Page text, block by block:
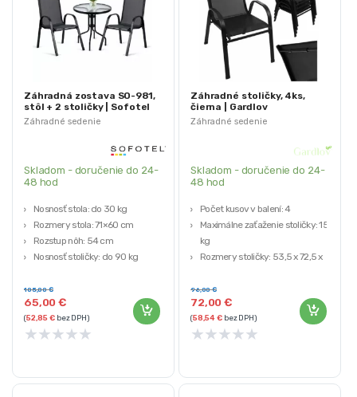
Záhradné sedenie
Záhradná zostava SO-981,
stôl + 2 stoličky | Sofotel
Skladom - doručenie do 24-
48 hod
Nosnosť stola: do 30 kg
Rozmery stola: 71×60 cm
Rozstup nôh: 54 cm
Nosnosť stoličky: do 90 kg
65,00€
105,00€
(52,85€bez DPH)
★★★★★
Záhradné sedenie
Záhradné stoličky, 4ks,
čierna | Gardlov
Skladom - doručenie do 24-
48 hod
Počet kusov v balení: 4
Maximálne zaťaženie stoličky: 150
kg
Rozmery stoličky: 53,5 x 72,5 x
Hmotnosť: 17 kg
Materiál: železo s práškovým
náterom, PVC, polyester, PP
72,00€
96,00€
(58,54€bez DPH)
★★★★★